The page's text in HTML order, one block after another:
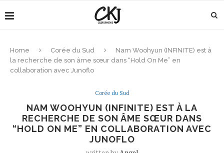
Home Corée du Sud
Nam Woohyun (INFINITE) est à
la recherche de son âme sœur dans “Hold On Me” en
collaboration avec Junoflo
Corée du Sud
NAM WOOHYUN (INFINITE) EST À LA
RECHERCHE DE SON ÂME SŒUR DANS
“HOLD ON ME” EN COLLABORATION AVEC
JUNOFLO